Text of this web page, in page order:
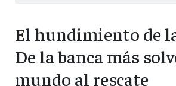
El hundimiento de
De la banca más
mundo al rescate